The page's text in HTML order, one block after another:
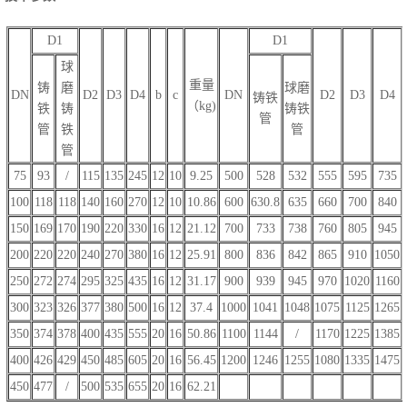
DN
D1
D2 D3 D4 b c
重量
（kg)
DN
D1
D2 D3 D4
铸
铁
管
球
磨
铸
铁
管
铸铁
管
球磨
铸铁
管
75 93 / 115 135 245 12 10 9.25 500 528 532 555 595 735
100 118 118 140 160 270 12 10 10.86 600 630.8 635 660 700 840
150 169 170 190 220 330 16 12 21.12 700 733 738 760 805 945
200 220 220 240 270 380 16 12 25.91 800 836 842 865 910 1050
250 272 274 295 325 435 16 12 31.17 900 939 945 970 1020 1160
300 323 326 377 380 500 16 12 37.4 1000 1041 1048 1075 1125 1265
350 374 378 400 435 555 20 16 50.86 1100 1144 / 1170 1225 1385
400 426 429 450 485 605 20 16 56.45 1200 1246 1255 1080 1335 1475
450 477 / 500 535 655 20 16 62.21